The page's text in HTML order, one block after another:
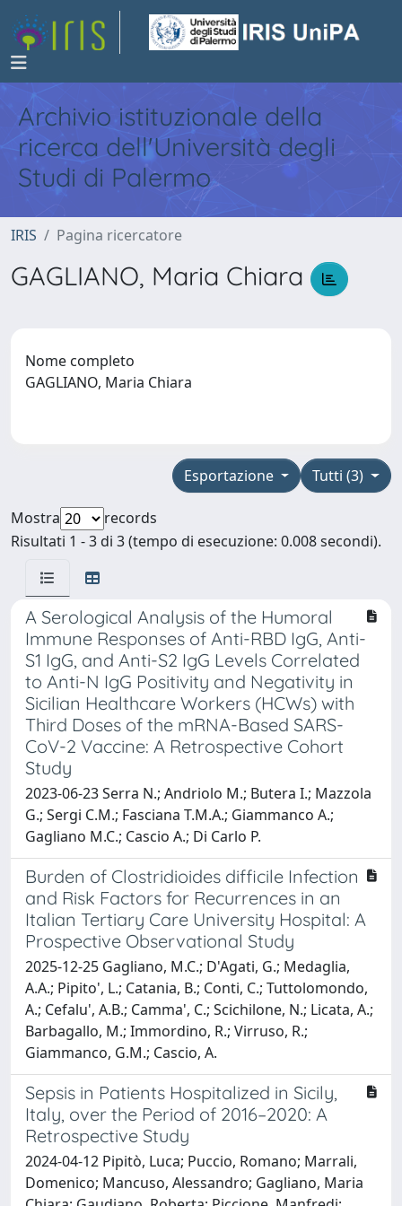
Archivio istituzionale della
ricerca dell'Università degli
Studi di Palermo
IRIS Pagina ricercatore
GAGLIANO, Maria Chiara
Nome completo
GAGLIANO, Maria Chiara
Tutti (3)
Esportazione
Mostra
records
Risultati 1 - 3 di 3 (tempo di esecuzione: 0.008 secondi).
A Serological Analysis of the Humoral
Immune Responses of Anti-RBD IgG, Anti-
S1 IgG, and Anti-S2 IgG Levels Correlated
to Anti-N IgG Positivity and Negativity in
Sicilian Healthcare Workers (HCWs) with
Third Doses of the mRNA-Based SARS-
CoV-2 Vaccine: A Retrospective Cohort
Study
2023-06-23 Serra N.; Andriolo M.; Butera I.; Mazzola
G.; Sergi C.M.; Fasciana T.M.A.; Giammanco A.;
Gagliano M.C.; Cascio A.; Di Carlo P.
Burden of Clostridioides difficile Infection
and Risk Factors for Recurrences in an
Italian Tertiary Care University Hospital: A
Prospective Observational Study
2025-12-25 Gagliano, M.C.; D'Agati, G.; Medaglia,
A.A.; Pipito', L.; Catania, B.; Conti, C.; Tuttolomondo,
A.; Cefalu', A.B.; Camma', C.; Scichilone, N.; Licata, A.;
Barbagallo, M.; Immordino, R.; Virruso, R.;
Giammanco, G.M.; Cascio, A.
Sepsis in Patients Hospitalized in Sicily,
Italy, over the Period of 2016–2020: A
Retrospective Study
2024-04-12 Pipitò, Luca; Puccio, Romano; Marrali,
Domenico; Mancuso, Alessandro; Gagliano, Maria